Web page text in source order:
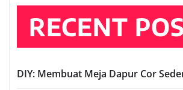
RECENT
DIY: Membuat Meja Dapur Cor